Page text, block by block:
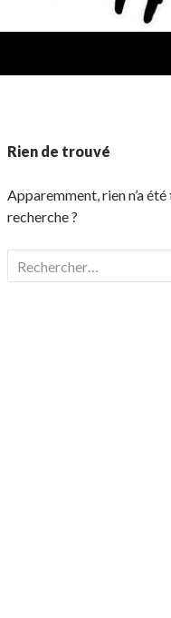
Rien de trouvé
Apparemment, rien n’a
recherche ?
Rechercher :